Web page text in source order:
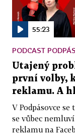
55:23
PODCAST
Utajený
první volby,
reklamu. A
V Podpásovce
se vůbec
reklamu na